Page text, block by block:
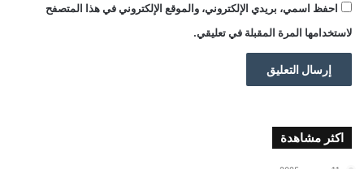
احفظ اسمي، بريدي الإلكتروني، والموقع الإلكتروني في هذا المتصفح
لاستخدامها المرة المقبلة في تعليقي.
اكثر مشاهدة